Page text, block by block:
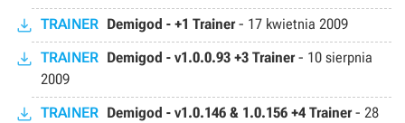
TRAINER Demigod - +1 Trainer- 17 kwietnia 2009
TRAINER Demigod - v1.0.0.93 +3 Trainer- 10 sierpnia
2009
TRAINER Demigod - v1.0.146 & 1.0.156 +4 Trainer- 28